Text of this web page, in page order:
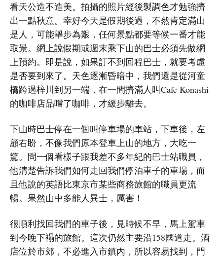
看天公造不造美。拍攝的照片經後製調色才勉強擠
出一點秋意。幸好今天是假期後過，不然肯定滿山
是人，可能舉步為艱，任何景點都要等候一番才能
取景。網上說假期或週末乘下山的巴士必須先做網
上預約。即是說，如果訂不到回程巴士，就要考慮
是否要到來了。天色逐漸昏暗中，我們還是從河童
橋跨過梓川到另一端，在一間擠滿人叫Cafe Konashi
的咖啡店品嚐了咖啡，才緩步離去。
下山時巴士停在一個叫停車場的車站，下車後，左
顧右盼，不像我們原本登車上山的地方，大吃一
驚。問一個看樣子跟我差不多年紀的巴士站職員，
他清楚告訴我們如何走回我們停泊車子的車場，而
且他說的英語比東京市某些商務旅館的職員更流
暢。果然山中多能人異士，厲害！
很順利找回我們的車子後，見時候不早，馬上駕車
到今晚下褟的旅館。這次仍然主要沿158國道走。酒
店位於市郊，不必進入市鎮內，所以容易找到，門